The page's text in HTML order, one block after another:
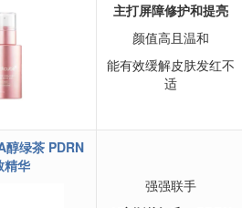
主打屏障修护和提亮
颜值高且温和
能有效缓解皮肤发红不
适
醇绿茶 PDRN
精华
强强联手